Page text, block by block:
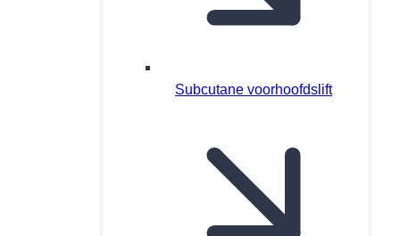
Subcutane voorhoofdslift